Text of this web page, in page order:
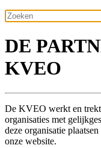
DE
KVEO
De KVEO werkt en trekt
organisaties met
deze organisatie
onze website.